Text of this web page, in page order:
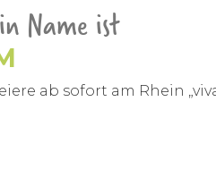
Name ist
ab sofort am Rhein